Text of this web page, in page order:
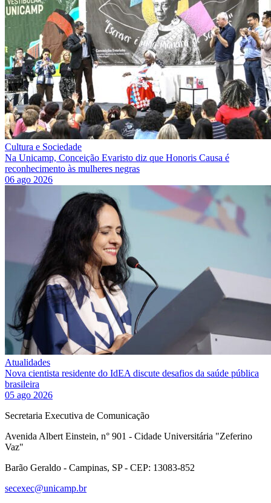
Cultura e Sociedade
Na Unicamp, Conceição Evaristo diz que Honoris Causa é
reconhecimento às mulheres negras
06 ago 2026
Atualidades
Nova cientista residente do IdEA discute desafios da saúde pública
brasileira
05 ago 2026
Secretaria Executiva de Comunicação
Avenida Albert Einstein, n° 901 - Cidade Universitária "Zeferino
Vaz"
Barão Geraldo - Campinas, SP - CEP: 13083-852
secexec@unicamp.br